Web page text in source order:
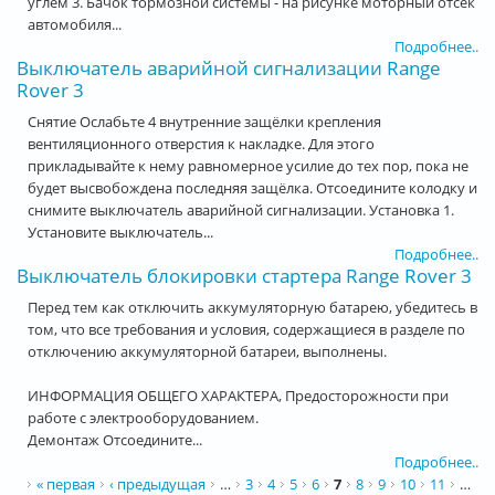
автомобиля...
Подробнее..
Выключатель аварийной сигнализации Range
Rover 3
Снятие Ослабьте 4 внутренние защёлки крепления
вентиляционного отверстия к накладке. Для этого
прикладывайте к нему равномерное усилие до тех пор, пока не
будет высвобождена последняя защёлка. Отсоедините колодку и
снимите выключатель аварийной сигнализации. Установка 1.
Установите выключатель...
Подробнее..
Выключатель блокировки стартера Range Rover 3
Перед тем как отключить аккумуляторную батарею, убедитесь в
том, что все требования и условия, содержащиеся в разделе по
отключению аккумуляторной батареи, выполнены.
ИНФОРМАЦИЯ ОБЩЕГО ХАРАКТЕРА, Предосторожности при
работе с электрооборудованием.
Демонтаж Отсоедините...
Подробнее..
Страницы
« первая ‹ предыдущая … 3 4 5 6 7 8 9 10 11 …